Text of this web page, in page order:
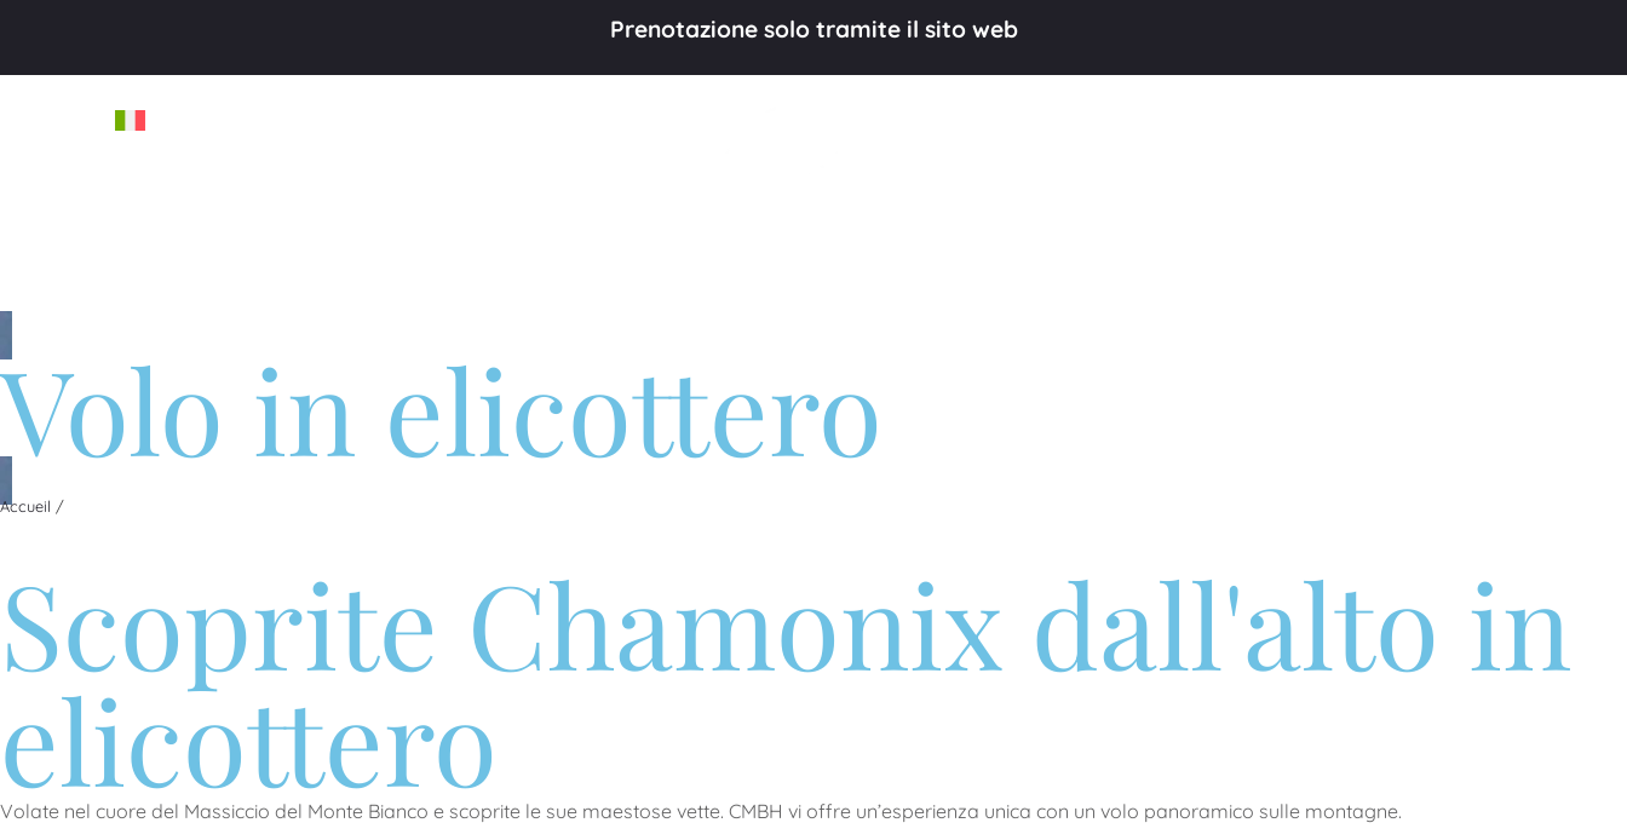
Prenotazione solo tramite il sito web
Volo in elicottero
Accueil /
Scoprite Chamonix dall'alto in
elicottero
Volate nel cuore del Massiccio del Monte Bianco e scoprite le sue maestose vette. CMBH vi offre un’esperienza unica con un volo panoramico sulle montagne.